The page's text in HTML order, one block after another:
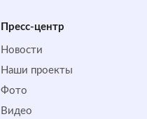
Пресс-центр
Новости
Наши проекты
Фото
Видео